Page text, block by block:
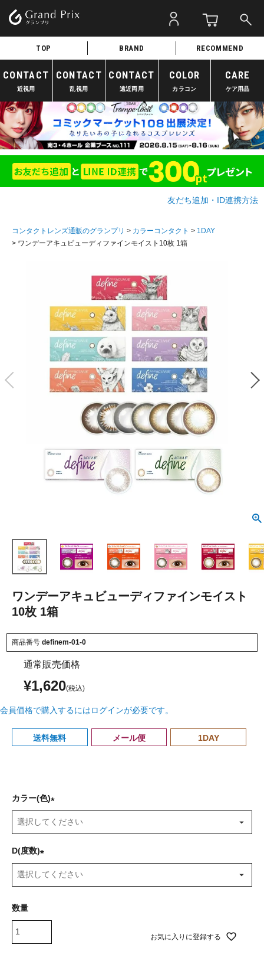
TOP BRAND RECOMMEND
CONTACT
近視用
CONTACT
乱視用
CONTACT
遠近両用
COLOR
カラコン
CARE
ケア用品
友だち追加・ID連携方法
コンタクトレンズ通販のグランプリ カラーコンタクト
1DAY
ワンデーアキュビューディファインモイスト10枚 1箱
ワンデーアキュビューディファインモイスト
10枚 1箱
商品番号 definem-01-0
通常販売価格
¥1,620
会員価格で購入するにはログインが必要です。
送料無料 メール便 1DAY
カラー(色)
必
)
D(度数)
(
必
お気に入りに登録する